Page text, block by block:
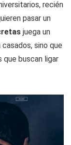
recién
pasar un
juega un
sino que
que buscan ligar